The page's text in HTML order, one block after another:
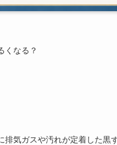
くなる？
気ガスや汚れが定着した黒